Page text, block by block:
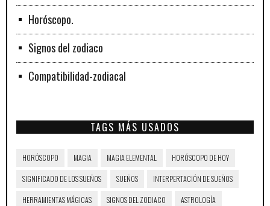
Horóscopo.
Signos del zodiaco
Compatibilidad-zodiacal
TAGS MÁS USADOS
HORÓSCOPO MAGIA MAGIA ELEMENTAL HORÓSCOPO DE HOY
SIGNIFICADO DE LOS SUEÑOS SUEÑOS INTERPERTACIÓN DE SUEÑOS
HERRAMIENTAS MÁGICAS SIGNOS DEL ZODIACO ASTROLOGÍA